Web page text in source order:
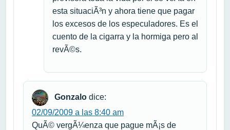
esta situaciÃ³n y ahora tiene que pagar
los excesos de los especuladores. Es el
cuento de la cigarra y la hormiga pero al
revÃ©s.
Gonzalo dice:
02/09/2009 a las 8:40 am
QuÃ© vergÃ¼enza que pague mÃ¡s de